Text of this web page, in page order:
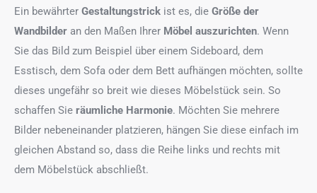
Ein bewährter Gestaltungstrick ist es, die Größe der
Wandbilder an den Maßen Ihrer Möbel auszurichten. Wenn
Sie das Bild zum Beispiel über einem Sideboard, dem
Esstisch, dem Sofa oder dem Bett aufhängen möchten, sollte
dieses ungefähr so breit wie dieses Möbelstück sein. So
schaffen Sie räumliche Harmonie. Möchten Sie mehrere
Bilder nebeneinander platzieren, hängen Sie diese einfach im
gleichen Abstand so, dass die Reihe links und rechts mit
dem Möbelstück abschließt.